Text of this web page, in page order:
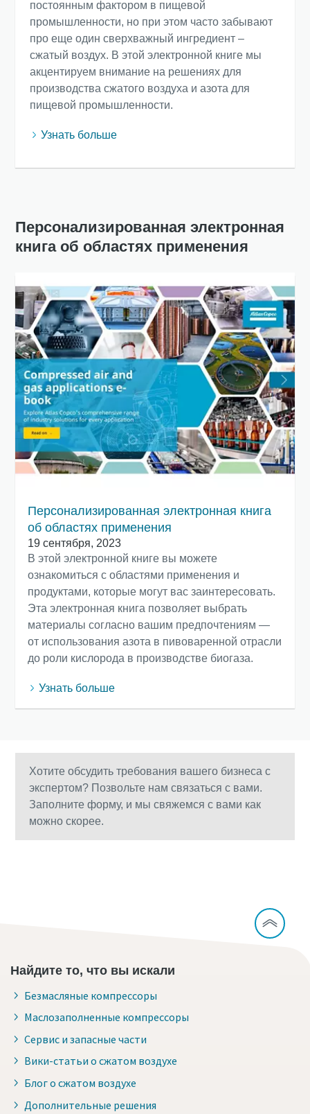
постоянным фактором в пищевой
промышленности, но при этом часто забывают
про еще один сверхважный ингредиент –
сжатый воздух. В этой электронной книге мы
акцентируем внимание на решениях для
производства сжатого воздуха и азота для
пищевой промышленности.
Узнать больше
Персонализированная электронная
книга об областях применения
Персонализированная электронная книга
об областях применения
19 сентября, 2023
В этой электронной книге вы можете
ознакомиться с областями применения и
продуктами, которые могут вас заинтересовать.
Эта электронная книга позволяет выбрать
материалы согласно вашим предпочтениям —
от использования азота в пивоваренной отрасли
до роли кислорода в производстве биогаза.
Узнать больше
Хотите обсудить требования вашего бизнеса с
экспертом? Позвольте нам связаться с вами.
Заполните форму, и мы свяжемся с вами как
можно скорее.
Найдите то, что вы искали
Безмасляные компрессоры
Маслозаполненные компрессоры
Сервис и запасные части
Вики-статьи о сжатом воздухе
Блог о сжатом воздухе
Дополнительные решения